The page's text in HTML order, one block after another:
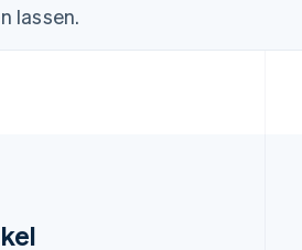
lassen.